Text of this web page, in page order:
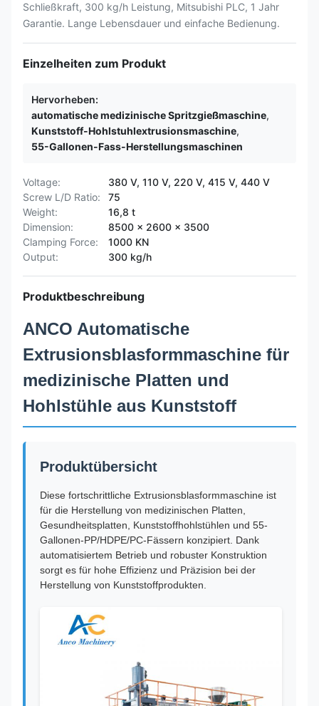
Schließkraft, 300 kg/h Leistung, Mitsubishi PLC, 1 Jahr
Garantie. Lange Lebensdauer und einfache Bedienung.
Einzelheiten zum Produkt
Hervorheben:
automatische medizinische Spritzgießmaschine,
Kunststoff-Hohlstuhlextrusionsmaschine,
55-Gallonen-Fass-Herstellungsmaschinen
Voltage:
380 V, 110 V, 220 V, 415 V, 440 V
Screw L/D Ratio:
75
Weight:
16,8 t
Dimension:
8500 x 2600 x 3500
Clamping Force:
1000 KN
Output:
300 kg/h
Produktbeschreibung
ANCO Automatische
Extrusionsblasformmaschine für
medizinische Platten und
Hohlstühle aus Kunststoff
Produktübersicht
Diese fortschrittliche Extrusionsblasformmaschine ist
für die Herstellung von medizinischen Platten,
Gesundheitsplatten, Kunststoffhohlstühlen und 55-
Gallonen-PP/HDPE/PC-Fässern konzipiert. Dank
automatisiertem Betrieb und robuster Konstruktion
sorgt es für hohe Effizienz und Präzision bei der
Herstellung von Kunststoffprodukten.